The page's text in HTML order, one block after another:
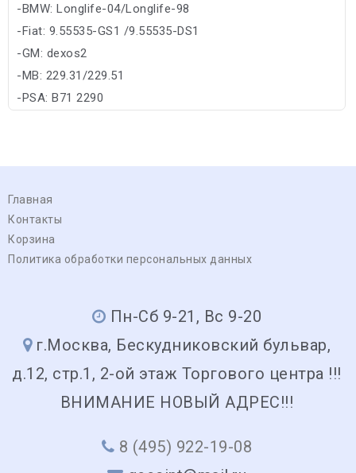
-BMW: Longlife-04/Longlife-98
-Fiat: 9.55535-GS1 /9.55535-DS1
-GM: dexos2
-MB: 229.31/229.51
-PSA: B71 2290
Главная
Контакты
Корзина
Политика обработки персональных данных
Пн-Сб 9-21, Вс 9-20
г.Москва, Бескудниковский бульвар,
д.12, стр.1, 2-ой этаж Торгового центра !!!
ВНИМАНИЕ НОВЫЙ АДРЕС!!!
8 (495) 922-19-08